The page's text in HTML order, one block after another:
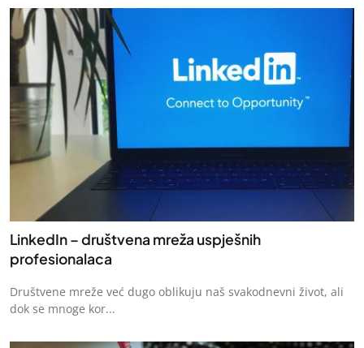
LinkedIn – društvena mreža uspješnih
profesionalaca
Društvene mreže već dugo oblikuju naš svakodnevni život, ali
dok se mnoge kor...